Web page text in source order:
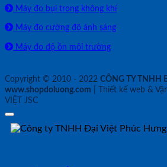
Máy đo bụi trong không khí
Máy đo cường độ ánh sáng
Máy đo độ ồn môi trường
Copyright © 2010 - 2022 CÔNG TY TNHH
www.shopdoluong.com | Thiết kế web &
VIỆT JSC